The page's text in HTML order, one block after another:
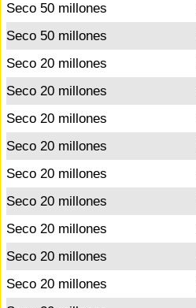
Seco 50 millones
Seco 50 millones
Seco 20 millones
Seco 20 millones
Seco 20 millones
Seco 20 millones
Seco 20 millones
Seco 20 millones
Seco 20 millones
Seco 20 millones
Seco 20 millones